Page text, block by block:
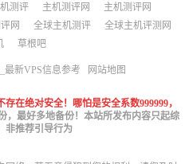
测评 主机测评网
主机测评网
网 全球主机测评
全球主机评测网
草根吧
最新VPS信息参考 网站地图
在绝对安全！哪怕是安全系数999999，
，最好多地备份！本站所发布内容只起综
非推荐引导行为